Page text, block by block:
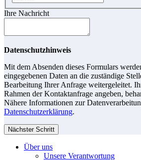
Ihre Nachricht
Datenschutzhinweis
Mit dem Absenden dieses Formulars
eingegebenen Daten an die zuständige
Bearbeitung Ihrer Anfrage weitergeleitet.
Rahmen der Kontaktanfrage angeben,
Nähere Informationen zur
Datenschutzerklärung.
Nächster Schritt
Über uns
Unsere Verantwortung